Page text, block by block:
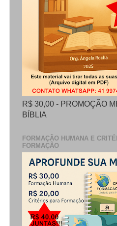
R$ 30,00 - PROMOÇÃO
BÍBLIA
FORMAÇÃO HUMANA E
FORMAÇÃO